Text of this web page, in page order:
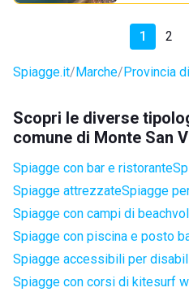
1 2
Spiagge.it Marche Provincia
Scopri le diverse
comune di Monte San
Spiagge con bar e ristorante
Spiagge attrezzateSpiagge
Spiagge con campi di
Spiagge con piscina e posto
Spiagge accessibili per
Spiagge con corsi di kitesurf